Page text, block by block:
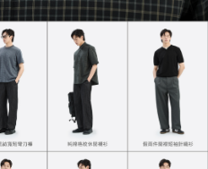
搭配大衣的穿搭風格我個人
色，剛好能搭上這條軍綠短